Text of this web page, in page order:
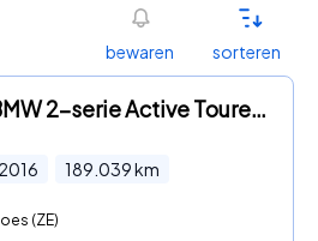
bewaren sorteren
BMW 2-serie Active Tourer - 216d Centennial Sport Line | Pano | Trekhaak | Stoelverwarmi
2016 189.039km
(ZE)